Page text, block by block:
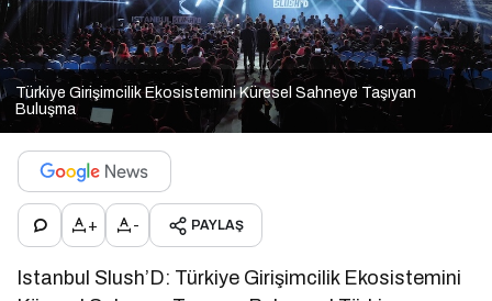
Türkiye Girişimcilik Ekosistemini Küresel Sahneye Taşıyan
Buluşma
+ - PAYLAŞ
Istanbul Slush’D: Türkiye Girişimcilik Ekosistemini